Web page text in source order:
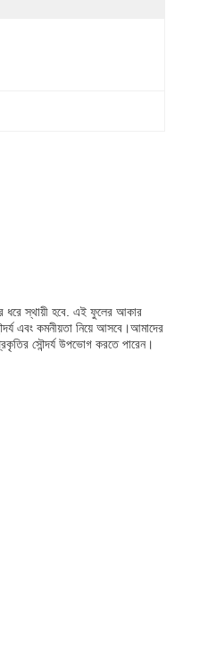
ধরে স্থায়ী হবে. এই ফুলের আকার
এবং কমনীয়তা নিয়ে আসবে।আমাদের
সৌন্দর্য উপভোগ করতে পারেন।